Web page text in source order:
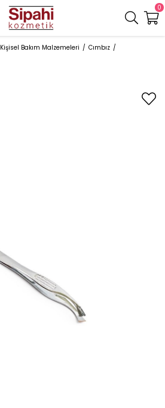
0
Kişisel Bakım Malzemeleri Cımbız